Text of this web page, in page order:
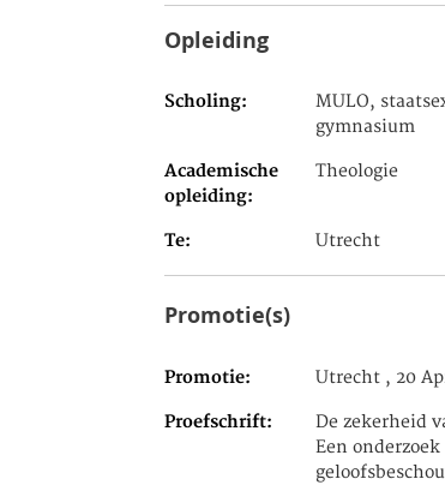
Opleiding
Scholing
MULO,
gymnasium
Academische
opleiding
Theologie
Te Utrecht
Promotie(s)
Promotie Utrecht , 20
Proefschrift
De zekerheid
Een onderzoek